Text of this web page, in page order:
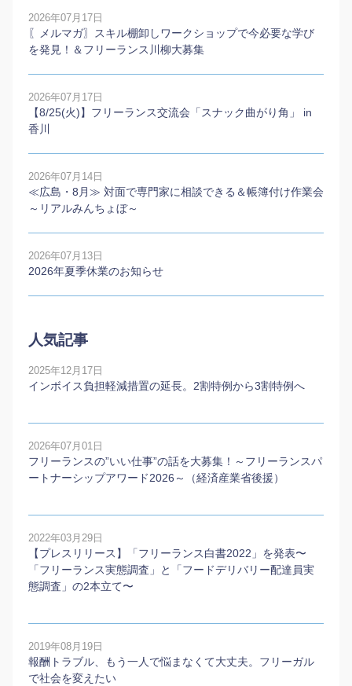
2026年07月17日
〖メルマガ〗スキル棚卸しワークショップで今必要な学び
を発見！＆フリーランス川柳大募集
2026年07月17日
【8/25(火)】フリーランス交流会「スナック曲がり角」 in
香川
2026年07月14日
≪広島・8月≫ 対面で専門家に相談できる＆帳簿付け作業会
～リアルみんちょぼ～
2026年07月13日
2026年夏季休業のお知らせ
人気記事
2025年12月17日
インボイス負担軽減措置の延長。2割特例から3割特例へ
2026年07月01日
フリーランスの”いい仕事”の話を大募集！～フリーランスパ
ートナーシップアワード2026～（経済産業省後援）
2022年03月29日
【プレスリリース】「フリーランス白書2022」を発表〜
「フリーランス実態調査」と「フードデリバリー配達員実
態調査」の2本⽴て〜
2019年08月19日
報酬トラブル、もう一人で悩まなくて大丈夫。フリーガル
で社会を変えたい